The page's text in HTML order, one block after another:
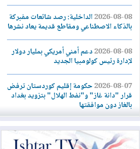
2026-08-08الداخلية: رصد شائعات مفبركة
بالذكاء الاصطناعي ومقاطع قديمة يعاد نشرها
2026-08-08دعم أمني أمريكي بمليار دولار
لإدارة رئيس كولومبيا الجديد
2026-08-07حكومة إقليم كوردستان ترفض
قرار "دانة غاز" و"نفط الهلال" بتزويد بغداد
بالغاز دون موافقتها
2026-08-07القوات المسلحة العراقية: خطة
أمنية لإجهاض هجمة محتملة على السعودية